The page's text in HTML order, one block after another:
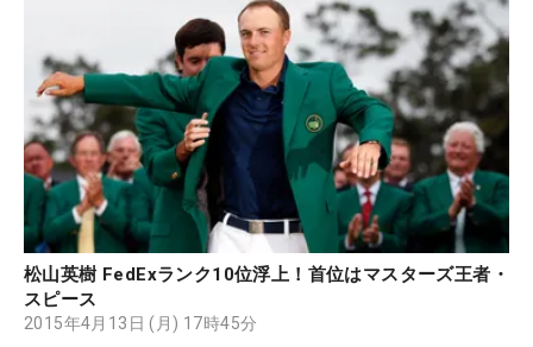
松山英樹 FedExランク10位浮上！首位はマスターズ王者・
スピース
2015年4月13日 (月) 17時45分